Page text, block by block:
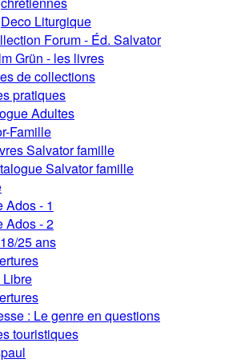
Deco Liturgique
Forum - Éd. Salvator
Grün - les livres
de collections
pratiques
Adultes
Famille
Salvator famille
Salvator famille
Ados - 1
Ados - 2
25 ans
Libre
: Le genre en questions
touristiques